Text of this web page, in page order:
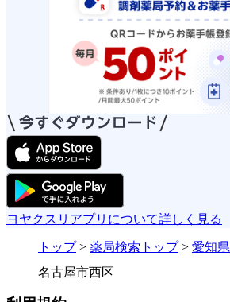
ヨヤクスリアプリについて詳しく見る
トップ> 薬局検索トップ> 愛知県
名古屋市西区